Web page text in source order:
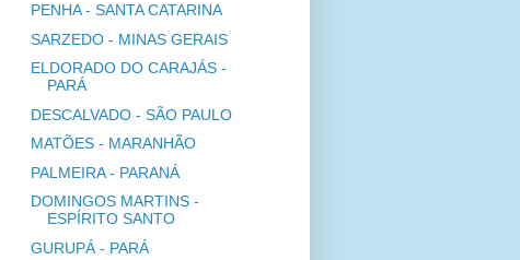
PENHA - SANTA CATARINA
SARZEDO - MINAS GERAIS
ELDORADO DO CARAJÁS -
PARÁ
DESCALVADO - SÃO PAULO
MATÕES - MARANHÃO
PALMEIRA - PARANÁ
DOMINGOS MARTINS -
ESPÍRITO SANTO
GURUPÁ - PARÁ